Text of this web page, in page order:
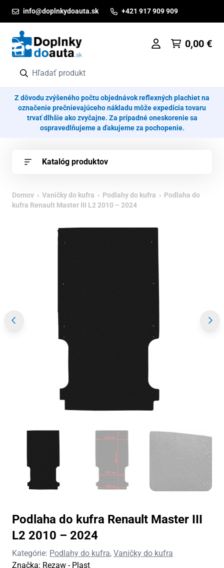
info@doplnkydoauta.sk +421 917 909 909
0,00 €
Z dôvodu zvýšeného počtu objednávok reflexných plachiet na
označenie prečnievajúceho nákladu môže expedícia tovaru
trvať dlhšie ako zvyčajne. Za prípadné oneskorenie sa
ospravedlňujeme a ďakujeme za pochopenie.
Katalóg produktov
Domov › Vaničky do kufra › Podlahy do kufra › Podlaha do
kufra Renault Master III L2 2010 – 2024
Podlaha do kufra Renault Master III
L2 2010 – 2024
Kategórie: Podlahy do kufra, Vaničky do kufra
Značka: Rezaw - Plast